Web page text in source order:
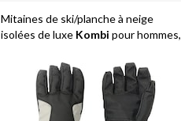
Mitaines de ski/planche à neige
isolées de luxe Kombi pour hommes,